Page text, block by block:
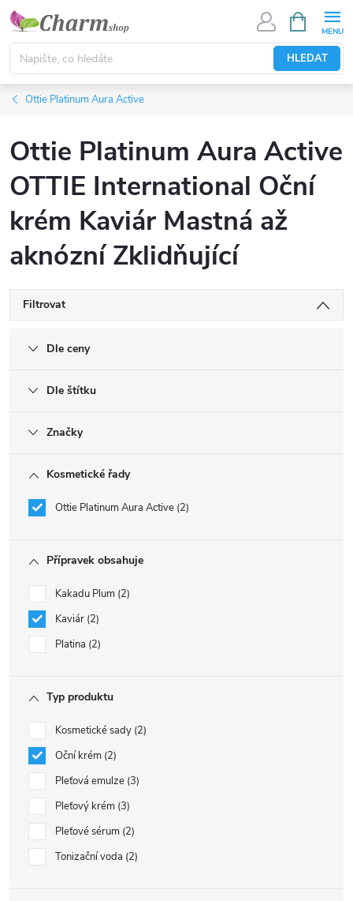
Přejít
obsah
HLEDAT
NÁKUPNÍ
KOŠÍK
Ottie Platinum Aura Active
Ottie Platinum Aura Active
OTTIE International Oční
krém Kaviár Mastná až
aknózní Zklidňující
Filtrovat
Dle ceny
Dle štítku
Značky
Kosmetické řady
Ottie Platinum Aura Active 2
Přípravek obsahuje
Kakadu Plum 2
Kaviár 2
Platina 2
Typ produktu
Kosmetické sady 2
Oční krém 2
Pleťová emulze 3
Pleťový krém 3
Pleťové sérum 2
Tonizační voda 2